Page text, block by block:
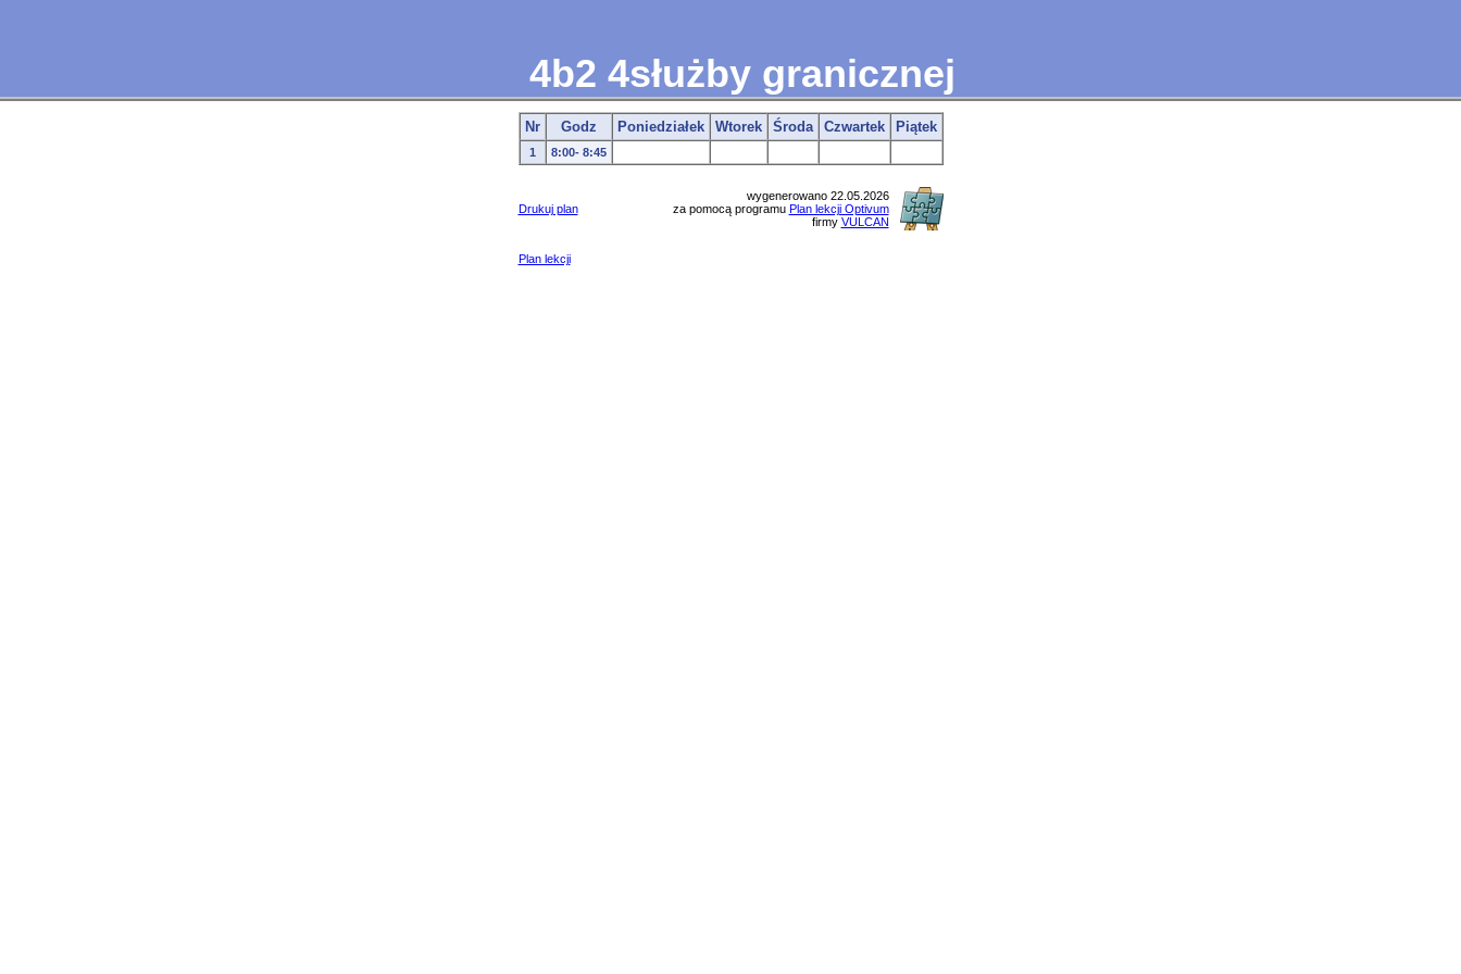
4b2 4służby granicznej
Nr Godz Poniedziałek Wtorek Środa Czwartek Piątek
1 8:00- 8:45
Drukuj plan
wygenerowano 22.05.2026
za pomocą programu Plan lekcji Optivum
firmy VULCAN
Plan lekcji